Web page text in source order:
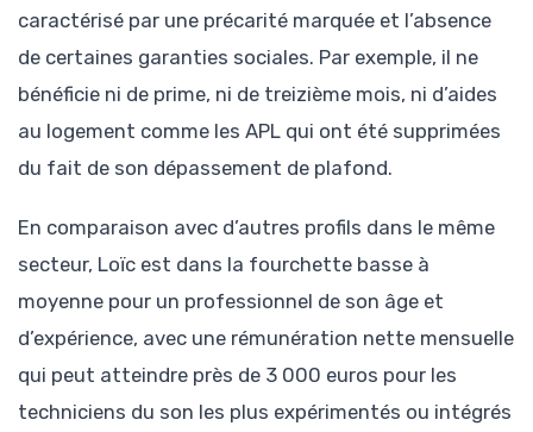
caractérisé par une précarité marquée et l’absence
de certaines garanties sociales. Par exemple, il ne
bénéficie ni de prime, ni de treizième mois, ni d’aides
au logement comme les APL qui ont été supprimées
du fait de son dépassement de plafond.
En comparaison avec d’autres profils dans le même
secteur, Loïc est dans la fourchette basse à
moyenne pour un professionnel de son âge et
d’expérience, avec une rémunération nette mensuelle
qui peut atteindre près de 3 000 euros pour les
techniciens du son les plus expérimentés ou intégrés